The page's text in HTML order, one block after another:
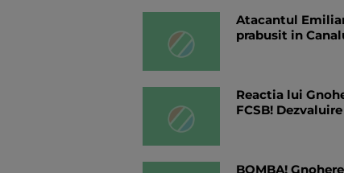
Atacantul
prabusit in
Reactia lui
FCSB!
BOMBA!